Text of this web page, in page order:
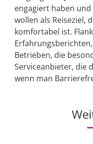
engagiert haben
wollen als Reiseziel,
komfortabel ist.
Betrieben, die
Serviceanbieter, die
wenn man